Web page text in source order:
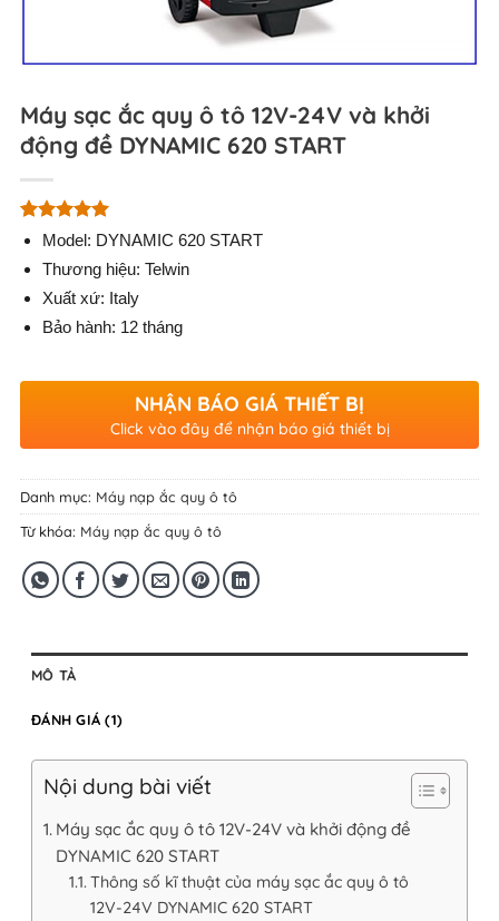
Máy sạc ắc quy ô tô 12V-24V và khởi
động đề DYNAMIC 620 START
5.00trên 5
1
đánh giá
Model: DYNAMIC 620 START
Thương hiệu: Telwin
Xuất xứ: Italy
Bảo hành: 12 tháng
NHẬN BÁO GIÁ THIẾT BỊ
Click vào đây để nhận báo giá thiết bị
Danh mục: Máy nạp ắc quy ô tô
Từ khóa: Máy nạp ắc quy ô tô
MÔ TẢ
ĐÁNH GIÁ (1)
Nội dung bài viết
Máy sạc ắc quy ô tô 12V-24V và khởi động đề
DYNAMIC 620 START
Thông số kĩ thuật của máy sạc ắc quy ô tô
12V-24V DYNAMIC 620 START